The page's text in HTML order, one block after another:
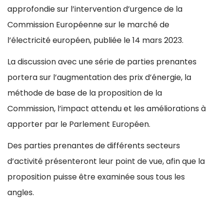
approfondie sur l’intervention d’urgence de la
Commission Européenne sur le marché de
l’électricité européen, publiée le 14 mars 2023.
La discussion avec une série de parties prenantes
portera sur l’augmentation des prix d’énergie, la
méthode de base de la proposition de la
Commission, l’impact attendu et les améliorations à
apporter par le Parlement Européen.
Des parties prenantes de différents secteurs
d’activité présenteront leur point de vue, afin que la
proposition puisse être examinée sous tous les
angles.